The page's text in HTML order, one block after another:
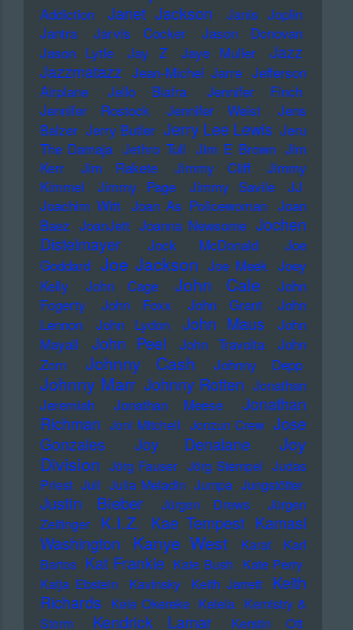
Addiction
Janet Jackson
Janis Joplin
Jantra
Jarvis Cocker
Jason Donovan
Jason Lytle
Jay Z Jaye Muller
Jazz
Jazzmatazz Jean-Michel Jarre Jefferson
Airplane
Jello Biafra
Jennifer Finch
Jennifer Rostock
Jennifer Weist
Jens
Balzer Jerry Butler Jerry Lee Lewis Jeru
The Damaja Jethro Tull Jim E Brown Jim
Kerr
Jim Rakete Jimmy Cliff
Jimmy
Kimmel
Jimmy Page Jimmy Savile
JJ
Joachim Witt Joan As Policewoman Joan
Baez JoanJett Joanna Newsome Jochen
Distelmayer
Jock McDonald
Joe
Goddard Joe Jackson Joe Meek Joey
Kelly
John Cage John Cale
John
Fogerty
John Foxx John Grant
John
Lennon
John Lydon John Maus
John
Mayall
John Peel John Travolta
John
Zorn
Johnny Cash Johnny Depp
Johnny Marr Johnny Rotten Jonathan
Jeremiah
Jonathan Meese
Jonathan
Richman Joni Mitchell Jonzun Crew Jose
Gonzales
Joy Denalane
Joy
Division Jörg Fauser Jörg Stempel Judas
Priest Juli Julia Meladin Jumpa Jungstötter
Justin Bieber Jürgen Drews
Jürgen
Zeltinger
K.I.Z. Kae Tempest Kamasi
Washington
Kanye West Karat
Karl
Bartos Kat Frankie Kate Bush Kate Perry
Katja Ebstein
Kavinsky Keith Jarrett
Keith
Richards Kele Okereke Kelela Kemistry &
Storm
Kendrick Lamar
Kerstin Ott